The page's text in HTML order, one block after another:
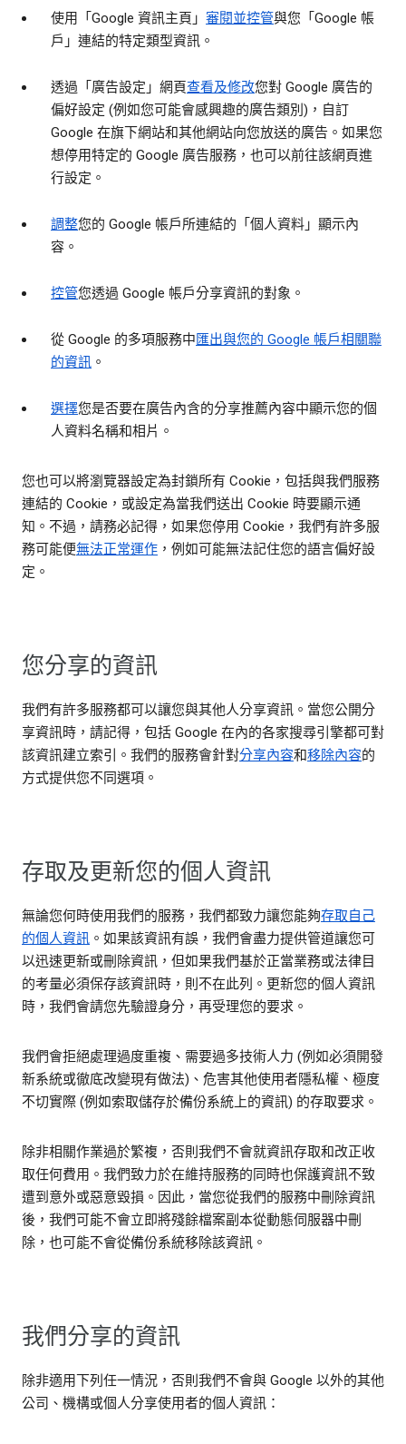
使用「Google 資訊主頁」 審閱並控管與您「Google 帳
戶」連結的特定類型資訊。
透過「廣告設定」網頁查看及修改您對 Google 廣告的
偏好設定 (例如您可能會感興趣的廣告類別)，自訂
Google 在旗下網站和其他網站向您放送的廣告。如果您
想停用特定的 Google 廣告服務，也可以前往該網頁進
行設定。
調整您的 Google 帳戶所連結的「個人資料」顯示內
容。
控管您透過 Google 帳戶分享資訊的對象。
從 Google 的多項服務中匯出與您的 Google 帳戶相關聯
的資訊 。
選擇您是否要在廣告內含的分享推薦內容中顯示您的個
人資料名稱和相片。
您也可以將瀏覽器設定為封鎖所有 Cookie，包括與我們服務
連結的 Cookie，或設定為當我們送出 Cookie 時要顯示通
知。不過，請務必記得，如果您停用 Cookie，我們有許多服
務可能便無法正常運作 ，例如可能無法記住您的語言偏好設
定。
您分享的資訊
我們有許多服務都可以讓您與其他人分享資訊。當您公開分
享資訊時，請記得，包括 Google 在內的各家搜尋引擎都可對
該資訊建立索引。我們的服務會針對分享內容和移除內容的
方式提供您不同選項。
存取及更新您的個人資訊
無論您何時使用我們的服務，我們都致力讓您能夠存取自己
的個人資訊 。如果該資訊有誤，我們會盡力提供管道讓您可
以迅速更新或刪除資訊，但如果我們基於正當業務或法律目
的考量必須保存該資訊時，則不在此列。更新您的個人資訊
時，我們會請您先驗證身分，再受理您的要求。
我們會拒絕處理過度重複、需要過多技術人力 (例如必須開發
新系統或徹底改變現有做法)、危害其他使用者隱私權、極度
不切實際 (例如索取儲存於備份系統上的資訊) 的存取要求。
除非相關作業過於繁複，否則我們不會就資訊存取和改正收
取任何費用。我們致力於在維持服務的同時也保護資訊不致
遭到意外或惡意毀損。因此，當您從我們的服務中刪除資訊
後，我們可能不會立即將殘餘檔案副本從動態伺服器中刪
除，也可能不會從備份系統移除該資訊。
我們分享的資訊
除非適用下列任一情況，否則我們不會與 Google 以外的其他
公司、機構或個人分享使用者的個人資訊：